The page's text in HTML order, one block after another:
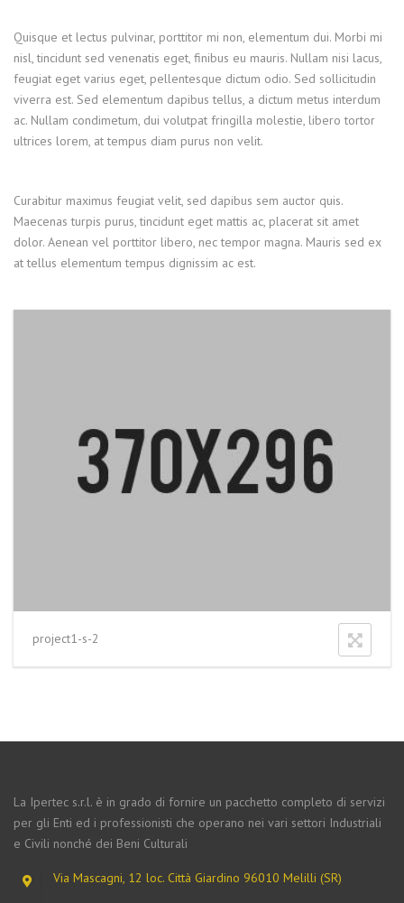
Quisque et lectus pulvinar, porttitor mi non, elementum dui. Morbi mi
nisl, tincidunt sed venenatis eget, finibus eu mauris. Nullam nisi lacus,
feugiat eget varius eget, pellentesque dictum odio. Sed sollicitudin
viverra est. Sed elementum dapibus tellus, a dictum metus interdum
ac. Nullam condimetum, dui volutpat fringilla molestie, libero tortor
ultrices lorem, at tempus diam purus non velit.
Curabitur maximus feugiat velit, sed dapibus sem auctor quis.
Maecenas turpis purus, tincidunt eget mattis ac, placerat sit amet
dolor. Aenean vel porttitor libero, nec tempor magna. Mauris sed ex
at tellus elementum tempus dignissim ac est.
project1-s-2
La Ipertec s.r.l. è in grado di fornire un pacchetto completo di servizi
per gli Enti ed i professionisti che operano nei vari settori Industriali
e Civili nonché dei Beni Culturali
Via Mascagni, 12 loc. Città Giardino 96010 Melilli (SR)